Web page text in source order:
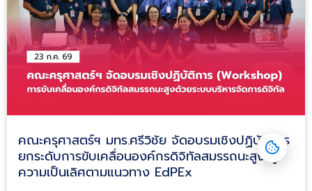
คณะครุศาสตร์ฯ มทร.ศรีวิชัย จัดอบรมเชิงปฏิบัติการ
ยกระดับการขับเคลื่อนองค์กรดิจิทัลสมรรถนะสูง สู่
ความเป็นเลิศตามแนวทาง EdPEx